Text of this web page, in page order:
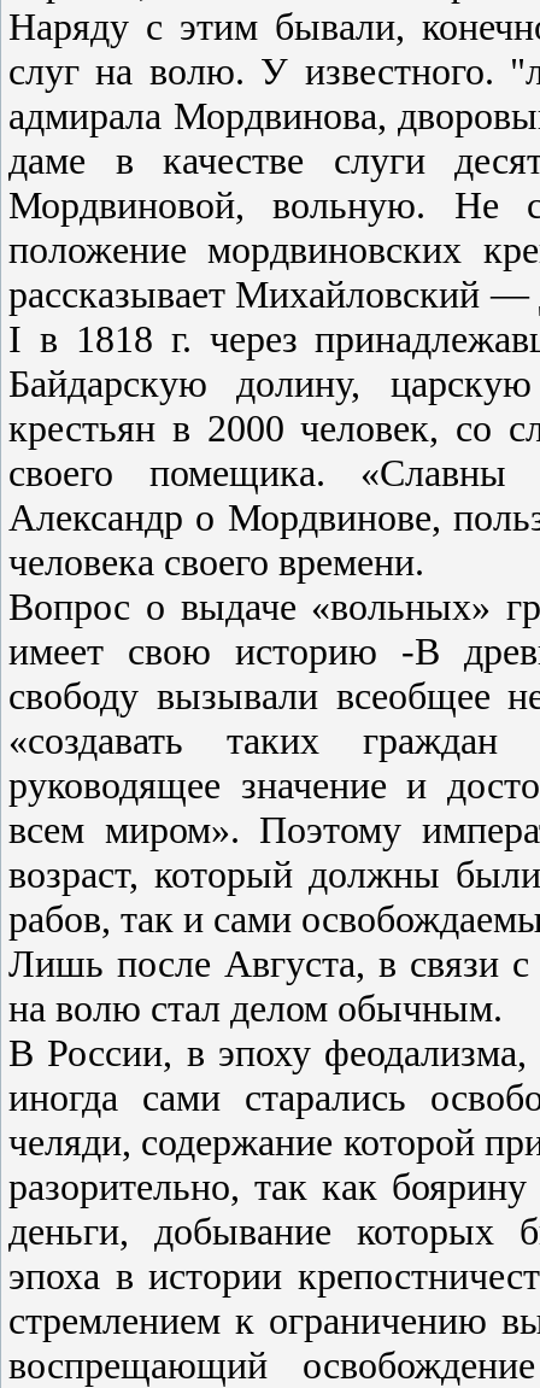
Наряду с этим бывали,
слуг на волю. У известного.
адмирала Мордвинова,
даме в качестве слуги
Мордвиновой, вольную. Не
положение мордвиновских
рассказывает Михайловский —
I в 1818 г. через
Байдарскую долину,
крестьян в 2000 человек, со
своего помещика.
Александр о Мордвинове,
человека своего времени.
Вопрос о выдаче «вольных»
имеет свою историю -В
свободу вызывали всеобщее
«создавать таких граждан
руководящее значение и
всем миром». Поэтому
возраст, который должны
рабов, так и сами
Лишь после Августа, в связи
на волю стал делом обычным.
В России, в эпоху
иногда сами старались
челяди, содержание которой
разорительно, так как
деньги, добывание которых
эпоха в истории
стремлением к ограничению
воспрещающий